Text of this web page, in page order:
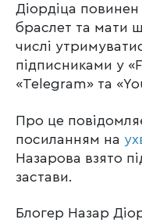
Діордіца
браслет та мати
числі
підписниками у
«Telegram» та
Про це
посиланням на
Назарова взято
застави.
Блогер Назар